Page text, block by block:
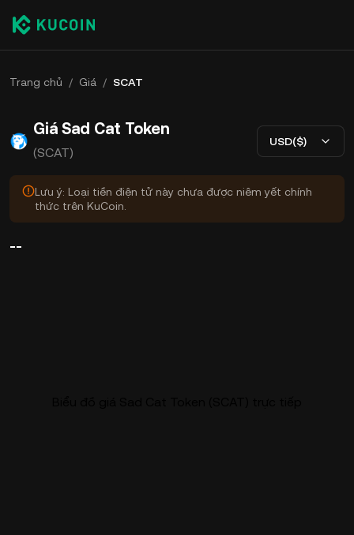
Trang chủ / Giá / SCAT
Giá Sad Cat Token
(SCAT)
USD($)
Lưu ý: Loại tiền điện tử này chưa được niêm yết chính
thức trên KuCoin.
--